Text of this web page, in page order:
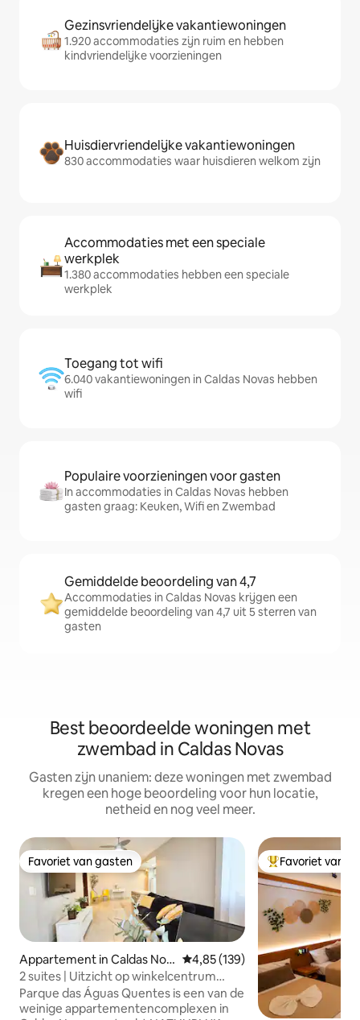
Gezinsvriendelijke vakantiewoningen
1.920 accommodaties zijn ruim en hebben
kindvriendelijke voorzieningen
Huisdiervriendelijke vakantiewoningen
830 accommodaties waar huisdieren welkom zijn
Accommodaties met een speciale
werkplek
1.380 accommodaties hebben een speciale
werkplek
Toegang tot wifi
6.040 vakantiewoningen in Caldas Novas hebben
wifi
Populaire voorzieningen voor gasten
In accommodaties in Caldas Novas hebben
gasten graag: Keuken, Wifi en Zwembad
Gemiddelde beoordeling van 4,7
Accommodaties in Caldas Novas krijgen een
gemiddelde beoordeling van 4,7 uit 5 sterren van
gasten
Best beoordeelde woningen met
zwembad in Caldas Novas
Gasten zijn unaniem: deze woningen met zwembad
kregen een hoge beoordeling voor hun locatie,
netheid en nog veel meer.
Favoriet van gasten
Favoriet van gasten
Appartement in Caldas Nov
as
Gemiddelde beoordeling van
4,85 (139)
2 suites | Uitzicht op winkelcentrum
Singapura | Thermisch water
Parque das Águas Quentes is een van de
weinige appartementencomplexen in
Topfavoriet van
Favoriet van